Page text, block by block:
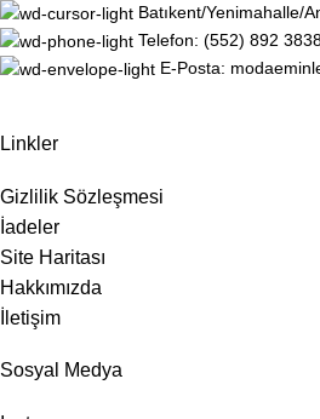
Batıkent/Yenimahalle/
Telefon: (552) 892
E-Posta:
Linkler
Gizlilik Sözleşmesi
İadeler
Site Haritası
Hakkımızda
İletişim
Sosyal Medya